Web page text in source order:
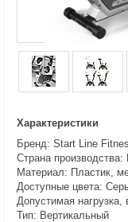
Характеристики
Бренд: Start Line
Страна производства:
Материал: Пластик,
Доступные цвета:
Допустимая нагрузка,
Тип: Вертикальный